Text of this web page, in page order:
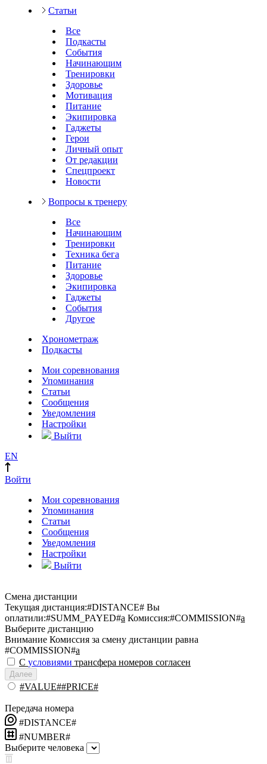
Статьи
Все
Подкасты
События
Начинающим
Тренировки
Здоровье
Мотивация
Питание
Экипировка
Гаджеты
Герои
Личный опыт
От редакции
Спецпроект
Новости
Вопросы к тренеру
Все
Начинающим
Тренировки
Техника бега
Питание
Здоровье
Экипировка
Гаджеты
События
Другое
Хронометраж
Подкасты
Мои соревнования
Упоминания
Статьи
Сообщения
Уведомления
Настройки
Выйти
EN
Войти
Мои соревнования
Упоминания
Статьи
Сообщения
Уведомления
Настройки
Выйти
Смена дистанции
Текущая дистанция:#DISTANCE# Вы
оплатили:#SUMM_PAYED#a Комиссия:#COMMISSION#a
Выберите дистанцию
Внимание Комиссия за смену дистанции равна
#COMMISSION#a
С условиями трансфера номеров согласен
Далее
#VALUE##PRICE#
Передача номера
#DISTANCE#
#NUMBER#
Выберите человека